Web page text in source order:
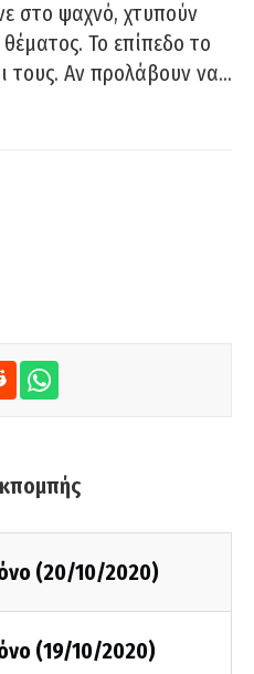
στο ψαχνό, χτυπούν
Το επίπεδο το
τους. Αν προλάβουν να…
(20/10/2020)
(19/10/2020)